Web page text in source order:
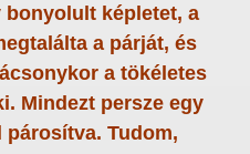
bonyolult képletet, a
a párját, és
a tökéletes
Mindezt persze egy
Tudom,